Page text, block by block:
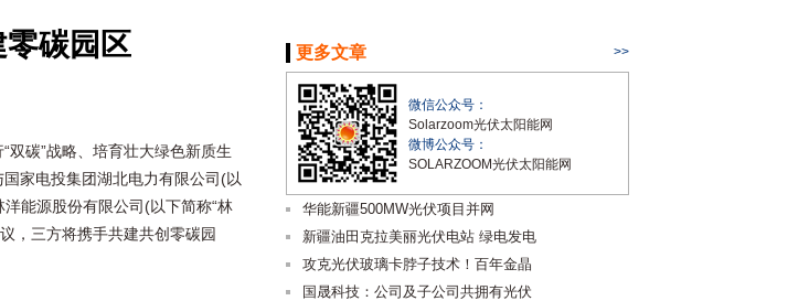
碳园区
双碳”战略、培育壮大绿色新质生
家电投集团湖北电力有限公司(以
能源股份有限公司(以下简称“林
，三方将携手共建共创零碳园
更多文章 >>
微信公众号：
Solarzoom光伏太阳能网
微博公众号：
SOLARZOOM光伏太阳能网
华能新疆500MW光伏项目并网
新疆油田克拉美丽光伏电站 绿电发电
攻克光伏玻璃卡脖子技术！百年金晶
国晟科技：公司及子公司共拥有光伏